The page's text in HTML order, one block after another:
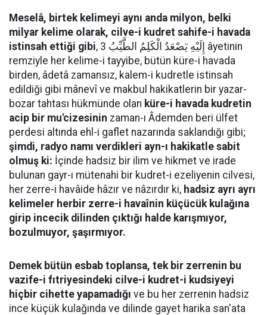
Meselâ, birtek kelimeyi aynı anda milyon, belki
milyar kelime olarak, cilve-i kudret sahife-i havada
istinsah ettiği gibi, إِلَيْهِ يَصْعَدُ الْكَلِمُ الطَّيِّبُ 3 âyetinin
remziyle her kelime-i tayyibe, bütün küre-i havada
birden, âdetâ zamansız, kalem-i kudretle istinsah
edildiği gibi mânevî ve makbul hakikatlerin bir yazar-
bozar tahtası hükmünde olan küre-i havada kudretin
acip bir mu'cizesinin zaman-ı Âdemden beri ülfet
perdesi altında ehl-i gaflet nazarında saklandığı gibi;
şimdi, radyo namı verdikleri ayn-ı hakikatle sabit
olmuş ki: İçinde hadsiz bir ilim ve hikmet ve irade
bulunan gayr-ı mütenahi bir kudret-i ezeliyenin cilvesi,
her zerre-i havâide hâzır ve nâzırdır ki, hadsiz ayrı ayrı
kelimeler herbir zerre-i havaînin küçücük kulağına
girip incecik dilinden çıktığı halde karışmıyor,
bozulmuyor, şaşırmıyor.
Demek bütün esbab toplansa, tek bir zerrenin bu
vazife-i fıtriyesindeki cilve-i kudret-i kudsiyeyi
hiçbir cihette yapamadığı ve bu her zerrenin hadsiz
ince küçük kulağında ve dilinde gayet harika san'ata